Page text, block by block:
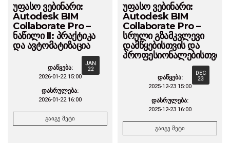
უფასო ვებინარი:
Autodesk BIM
Collaborate Pro –
ნაწილი II: პრაქტიკა
და ავტომატიზაცია
JAN
22
დაწყება:
2026-01-22 15:00
დასრულება:
2026-01-22 16:00
გაიგე მეტი
უფასო ვებინარი:
Autodesk BIM
Collaborate Pro –
სრული გზამკვლევი
დამწყებისთვის და
პროფესიონალებისთვის
DEC
23
დაწყება:
2025-12-23 15:00
დასრულება:
2025-12-23 16:00
გაიგე მეტი